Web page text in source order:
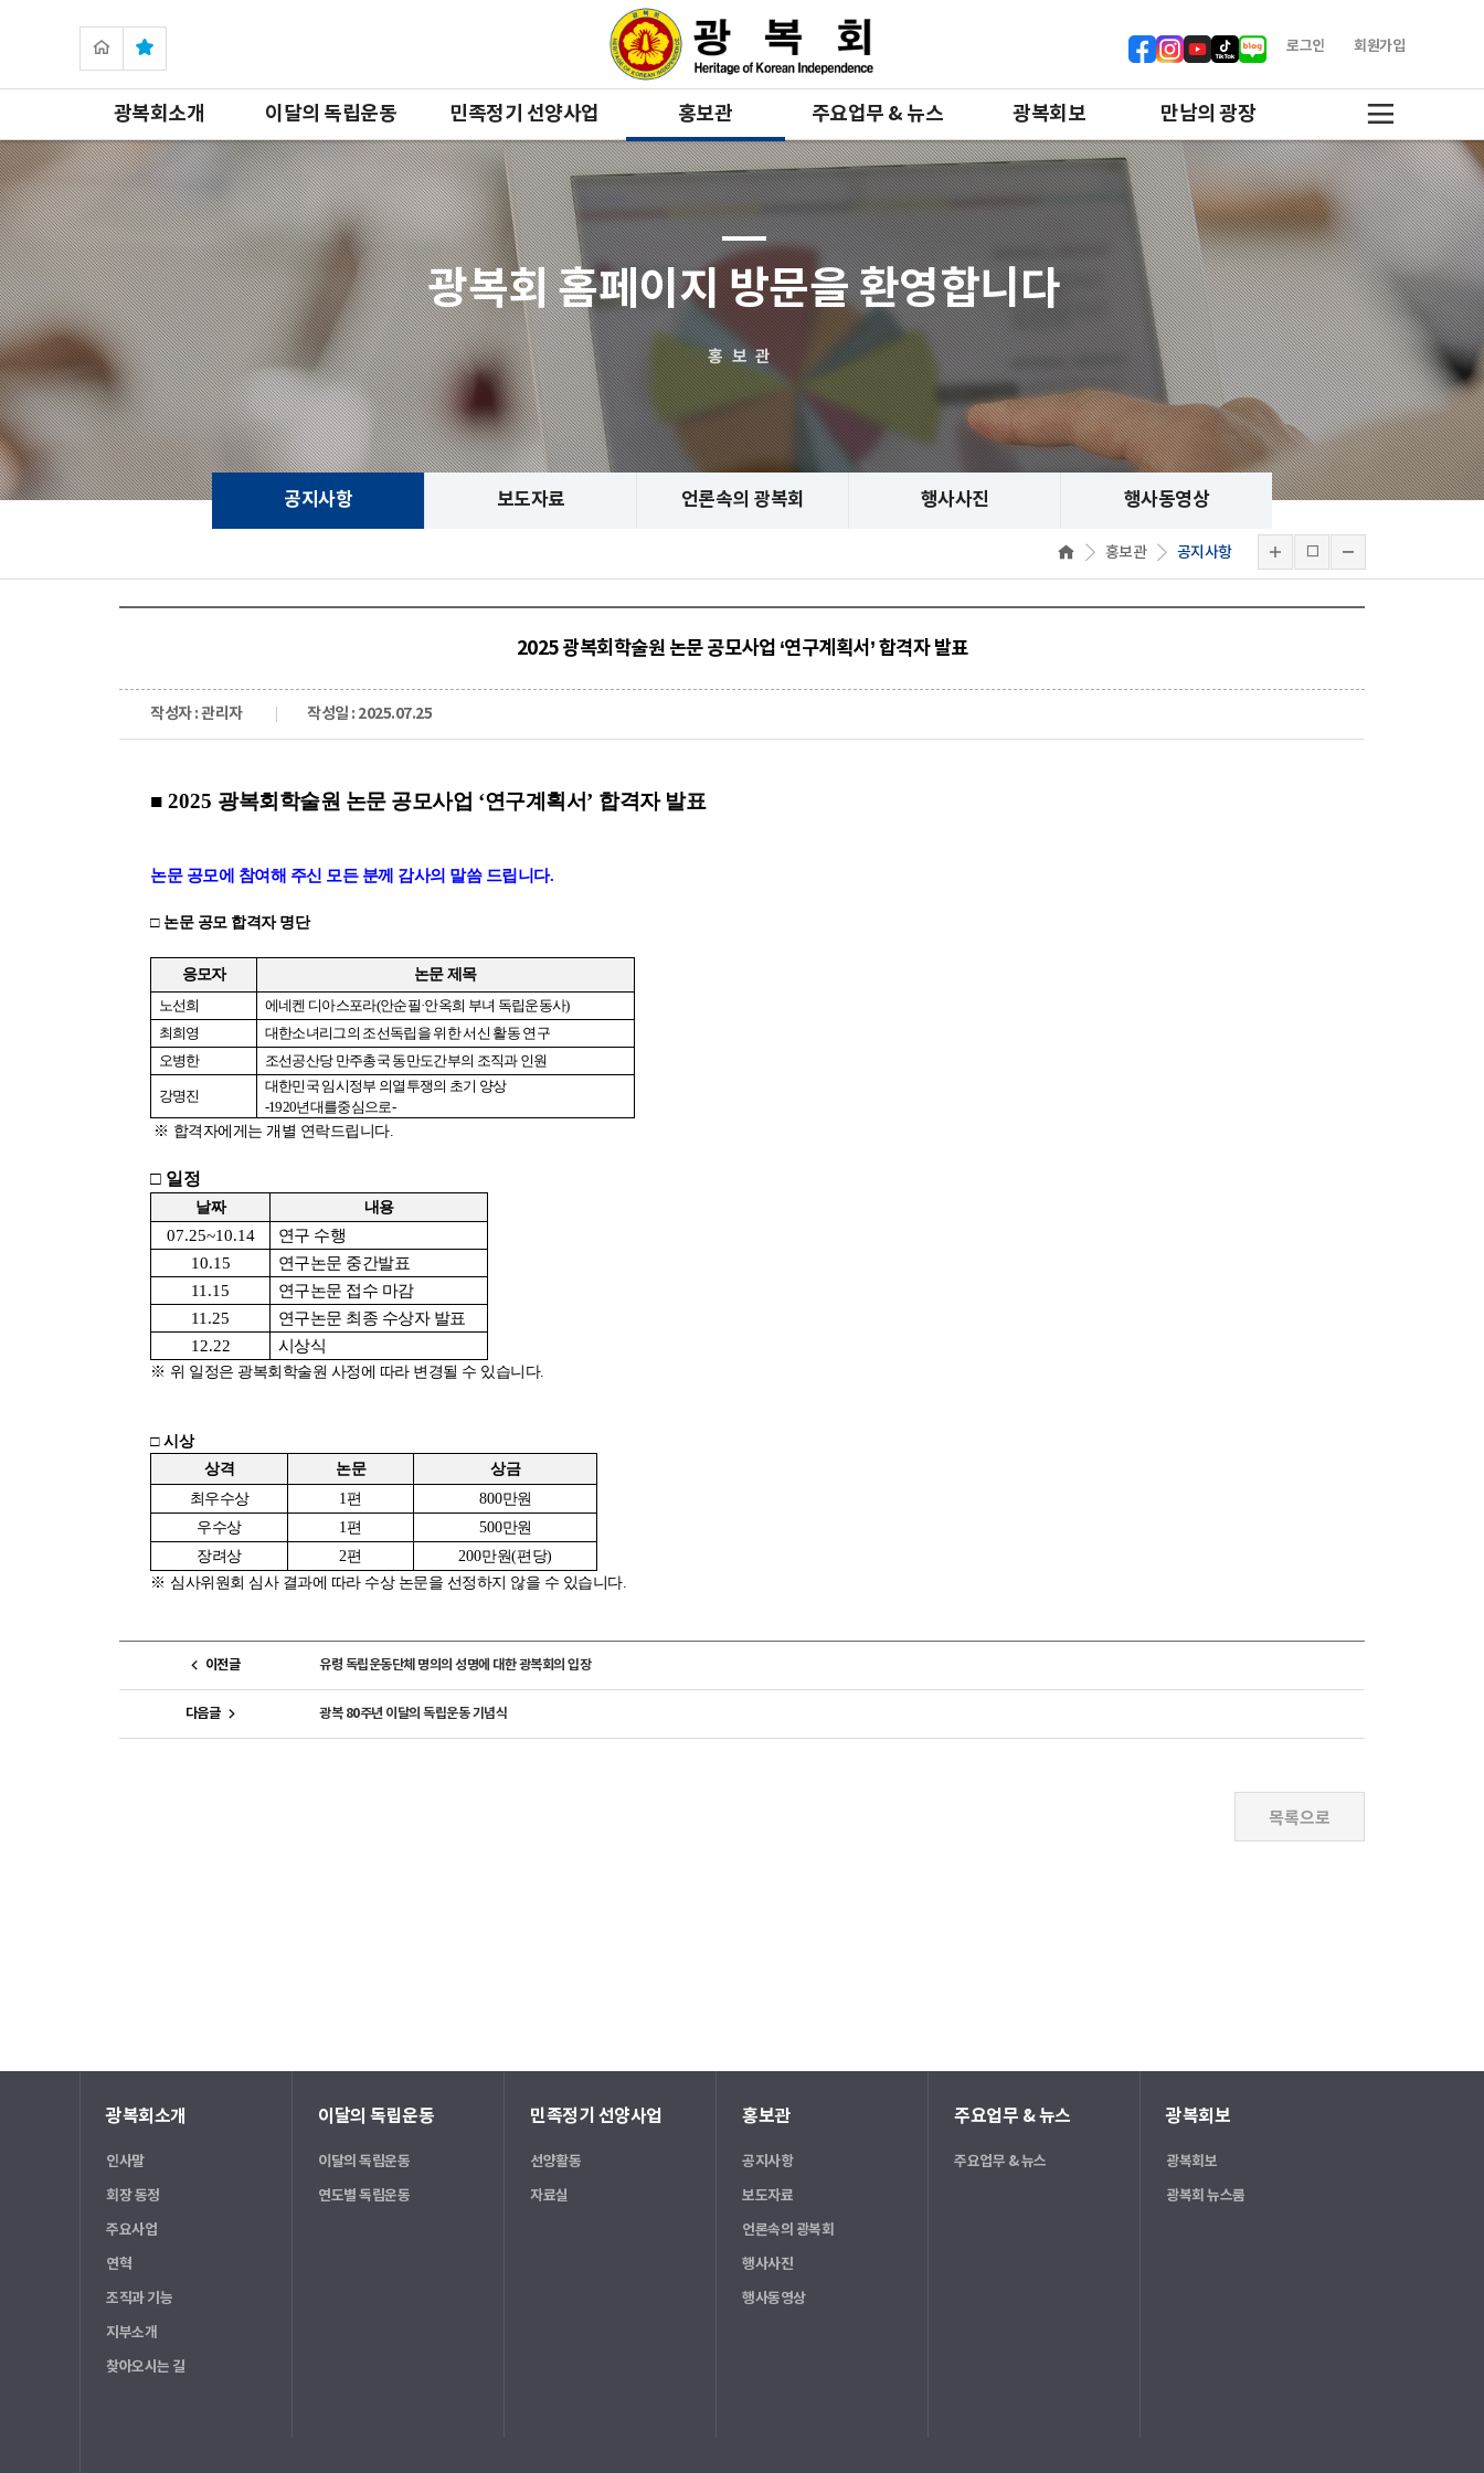
로그인 회원가입
광복회소개 이달의 독립운동 민족정기 선양사업 홍보관 주요업무 & 뉴스 광복회보 만남의 광장
광복회 홈페이지 방문을 환영합니다
홍보관
공지사항 보도자료 언론속의 광복회 행사사진 행사동영상
홍보관 공지사항
2025 광복회학술원 논문 공모사업 ‘연구계획서’ 합격자 발표
작성자 : 관리자 작성일 : 2025.07.25
■ 2025 광복회학술원 논문 공모사업 ‘연구계획서’ 합격자 발표
논문 공모에 참여해 주신 모든 분께 감사의 말씀 드립니다.
□ 논문 공모 합격자 명단
응모자
논문 제목
노선희
에네켄 디아스포라(안순필·안옥희 부녀 독립운동사)
최희영
대한소녀리그의 조선독립을 위한 서신 활동 연구
오병한
조선공산당 만주총국 동만도간부의 조직과 인원
강명진
대한민국 임시정부 의열투쟁의 초기 양상
-1920년대를중심으로-
※ 합격자에게는 개별 연락드립니다.
□ 일정
날짜 내용
07.25~10.14
연구 수행
10.15
연구논문 중간발표
11.15
연구논문 접수 마감
11.25
연구논문 최종 수상자 발표
12.22
시상식
※ 위 일정은 광복회학술원 사정에 따라 변경될 수 있습니다.
□ 시상
상격
논문
상금
최우수상
1편 800만원
우수상
1편 500만원
장려상
2편 200만원(편당)
※ 심사위원회 심사 결과에 따라 수상 논문을 선정하지 않을 수 있습니다.
이전글 유령 독립운동단체 명의의 성명에 대한 광복회의 입장
다음글 광복 80주년 이달의 독립운동 기념식
광복회소개
인사말
회장 동정
주요사업
연혁
조직과 기능
지부소개
찾아오시는 길
이달의 독립운동
이달의 독립운동
연도별 독립운동
민족정기 선양사업
선양활동
자료실
홍보관
공지사항
보도자료
언론속의 광복회
행사사진
행사동영상
주요업무 & 뉴스
주요업무 & 뉴스
광복회보
광복회보
광복회 뉴스룸